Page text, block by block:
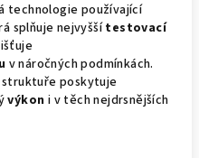
technologie používající
splňuje nejvyššítestovací
v náročných podmínkách.
poskytuje
výkon i v těch nejdrsnějších